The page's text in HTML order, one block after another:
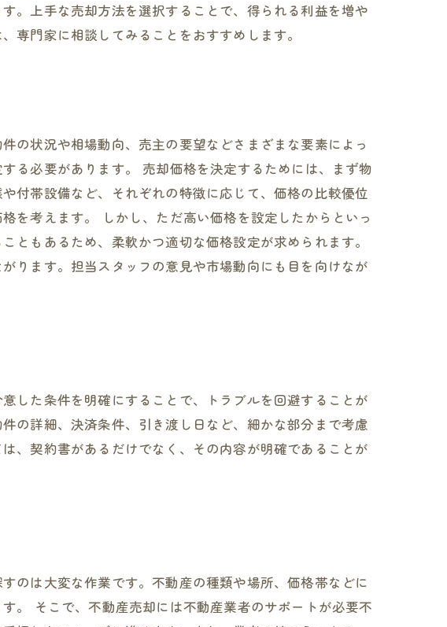
。上手な売却方法を選択することで、得られる利益を増や
専門家に相談してみることをおすすめします。
の状況や相場動向、売主の要望などさまざまな要素によっ
る必要があります。 売却価格を決定するためには、まず物
付帯設備など、それぞれの特徴に応じて、価格の比較優位
を考えます。 しかし、ただ高い価格を設定したからといっ
もあるため、柔軟かつ適切な価格設定が求められます。
ります。担当スタッフの意見や市場動向にも目を向けなが
した条件を明確にすることで、トラブルを回避することが
の詳細、決済条件、引き渡し日など、細かな部分まで考慮
、契約書があるだけでなく、その内容が明確であることが
のは大変な作業です。不動産の種類や場所、価格帯などに
。 そこで、不動産売却には不動産業者のサポートが必要不